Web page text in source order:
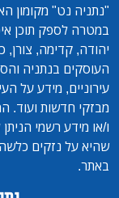
"נתניה נט" מקומון
במטרה לספק תוכן
יהודה, קדימה, צורן,
העוסקים בנתניה
עירוניים, מידע על
מבזקי חדשות ועוד.
ו/או מידע רשמי
שהיא על נזקים
באתר.